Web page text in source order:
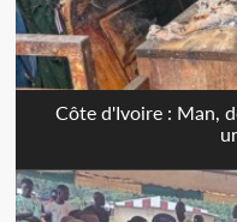
Côte d'Ivoire : Man,